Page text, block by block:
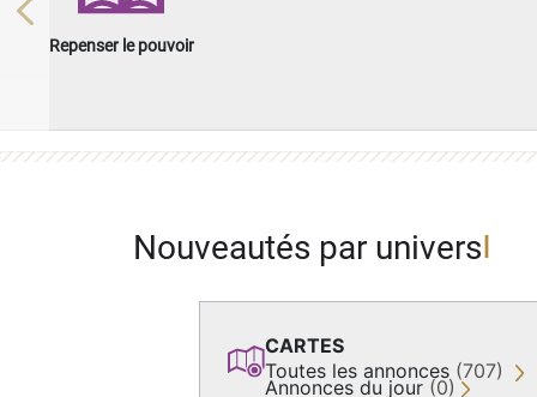
Repenser le pouvoir
Previous
Nouveautés par univers
CARTES
Toutes les annonces (707)
Annonces du jour (0)